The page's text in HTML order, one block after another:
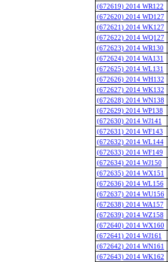
(672619) 2014 WR122
(672620) 2014 WD127
(672621) 2014 WK127
(672622) 2014 WQ127
(672623) 2014 WR130
(672624) 2014 WA131
(672625) 2014 WL131
(672626) 2014 WH132
(672627) 2014 WK132
(672628) 2014 WN138
(672629) 2014 WP138
(672630) 2014 WJ141
(672631) 2014 WF143
(672632) 2014 WL144
(672633) 2014 WF149
(672634) 2014 WJ150
(672635) 2014 WX151
(672636) 2014 WL156
(672637) 2014 WU156
(672638) 2014 WA157
(672639) 2014 WZ158
(672640) 2014 WX160
(672641) 2014 WJ161
(672642) 2014 WN161
(672643) 2014 WK162